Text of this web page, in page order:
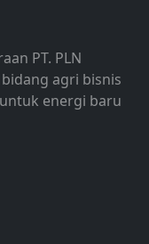
PT. PLN
agri bisnis
energi baru